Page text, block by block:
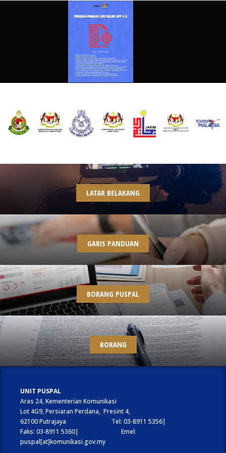
LATAR BELAKANG
GARIS PANDUAN
BORANG PUSPAL
BORANG
UNIT PUSPAL
Aras 24, Kementerian Komunikasi
Lot 4G9, Persiaran Perdana, Presint 4,
62100 Putrajaya Tel: 03-8911 5356|
Faks: 03-8911 5360| Emel:
puspal[at]komunikasi.gov.my